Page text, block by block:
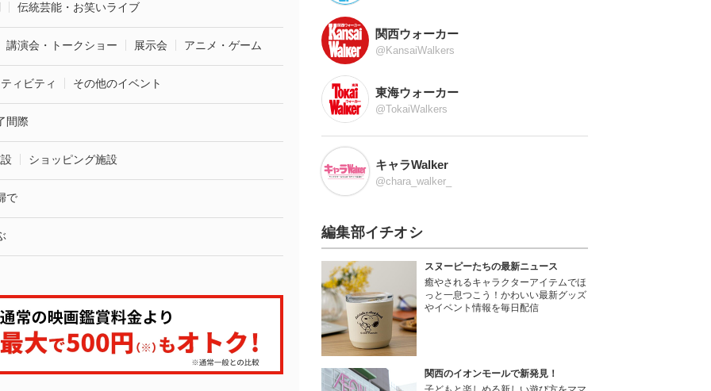
伝統芸能・お笑いライブ
講演会・トークショー 展示会 アニメ・ゲーム
ィビティ その他のイベント
間際
ショッピング施設
で
関西ウォーカー
@KansaiWalkers
東海ウォーカー
@TokaiWalkers
キャラWalker
@chara_walker_
編集部イチオシ
スヌーピーたちの最新ニュース
癒やされるキャラクターアイテムでほ
っと一息つこう！かわいい最新グッズ
やイベント情報を毎日配信
関西のイオンモールで新発見！